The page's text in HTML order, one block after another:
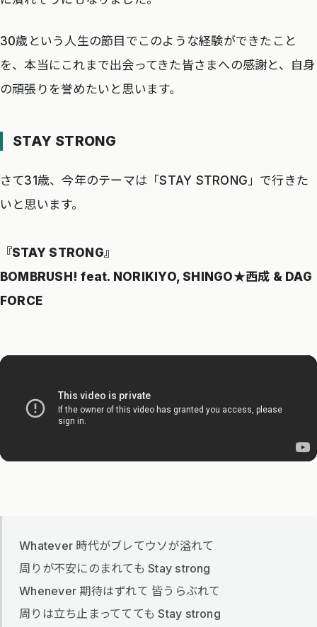
30歳という人生の節目でこのような経験ができたこと
を、本当にこれまで出会ってきた皆さまへの感謝と、自身
の頑張りを誉めたいと思います。
STAY STRONG
さて31歳、今年のテーマは「STAY STRONG」で行きた
いと思います。
『STAY STRONG』
BOMBRUSH! feat. NORIKIYO, SHINGO★西成 & DAG
FORCE
Whatever 時代がブレてウソが溢れて
周りが不安にのまれても Stay strong
Whenever 期待はずれて 皆うらぶれて
周りは立ち止まっててても Stay strong